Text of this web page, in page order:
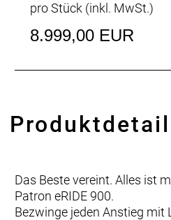
pro Stück (inkl. MwSt.)
8.999,00 EUR
Das Beste vereint. Alles ist
Patron eRIDE 900.
Bezwinge jeden Anstieg mit